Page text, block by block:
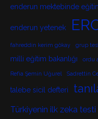
enderun mektebinde
enderun yetenek
fahreddin kerim gökay grup
milli eğitim bakanlığı
ordu
Refia Şemin Uğurel Sadrettin
talebe sicil defteri
Türkiyenin ilk zeka testi